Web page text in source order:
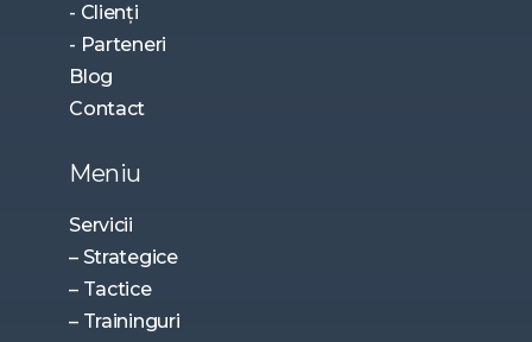
- Clienți
- Parteneri
Blog
Contact
Meniu
Servicii
– Strategice
– Tactice
– Traininguri